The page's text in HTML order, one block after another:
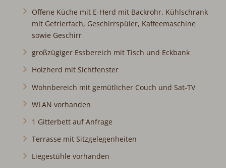
Offene Küche mit E-Herd mit Backrohr, Kühlschrank
mit Gefrierfach, Geschirrspüler, Kaffeemaschine
sowie Geschirr
großzügiger Essbereich mit Tisch und Eckbank
Holzherd mit Sichtfenster
Wohnbereich mit gemütlicher Couch und Sat-TV
WLAN vorhanden
1 Gitterbett auf Anfrage
Terrasse mit Sitzgelegenheiten
Liegestühle vorhanden